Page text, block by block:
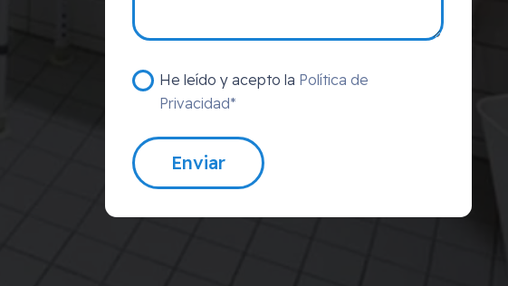
He leído y acepto la Política de
Privacidad*